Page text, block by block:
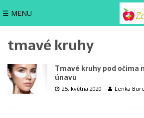
☰ MENU
tmavé kruhy
Tmavé kruhy pod očima
únavu
25. května 2020 Lenka